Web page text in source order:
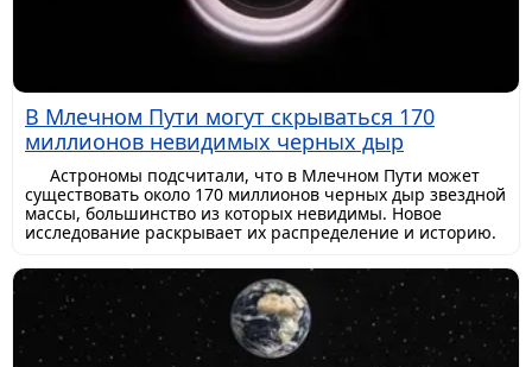
В Млечном Пути могут скрываться 170
миллионов невидимых черных дыр
Астрономы подсчитали, что в Млечном Пути может
существовать около 170 миллионов черных дыр звездной
массы, большинство из которых невидимы. Новое
исследование раскрывает их распределение и историю.